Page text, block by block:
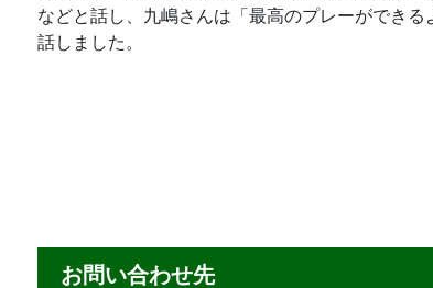
などと話し、九嶋さんは「最高のプレーができ
話しました。
お問い合わせ先